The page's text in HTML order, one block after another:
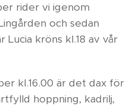
rider vi igenom
och sedan
kröns kl.18 av vår
kl.16.00 är det dax för
hoppning, kadrilj,